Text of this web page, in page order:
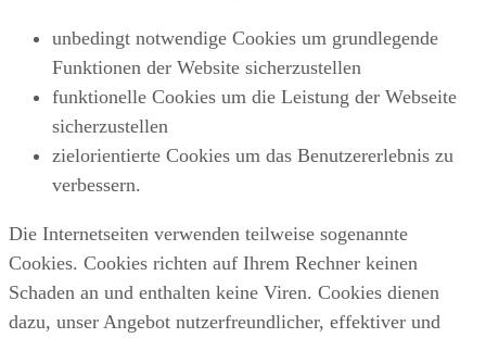
unbedingt notwendige Cookies um grundlegende
Funktionen der Website sicherzustellen
funktionelle Cookies um die Leistung der Webseite
sicherzustellen
zielorientierte Cookies um das Benutzererlebnis zu
verbessern.
Die Internetseiten verwenden teilweise sogenannte
Cookies. Cookies richten auf Ihrem Rechner keinen
Schaden an und enthalten keine Viren. Cookies dienen
dazu, unser Angebot nutzerfreundlicher, effektiver und